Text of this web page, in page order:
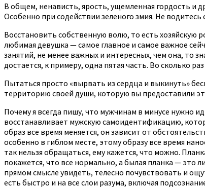
В общем, ненависть, ярость, ущемленная гордость и
Особенно при содействии зеленого змия. Не
Восстановить собственную волю, то есть хозяйскую
любимая девушка — самое главное и самое важное
занятий, не менее важных и интересных, чем она, то
достается, к примеру, одна пятая часть. Во сколько
Пытаться просто «вырвать из сердца и выкинуть»
территорию своей души, которую вы предоставили
Почему я всегда пишу, что мужчинам в минусе нужно
восстанавливает мужскую самоидентификацию,
образ все время меняется, он зависит от
особенно в гиблом месте, этому образу все время
так нельзя обращаться, ему кажется, что можно.
покажется, что все нормально, а былая планка — это
прямом смысле увидеть, телесно почувствовать и
есть быстро и на все слои разума, включая